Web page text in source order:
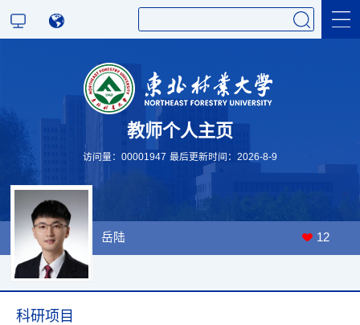
科学研究
教师个人主页
访问量： 00001947 最后更新时间： 2026-8-9
岳陆 12
科研项目